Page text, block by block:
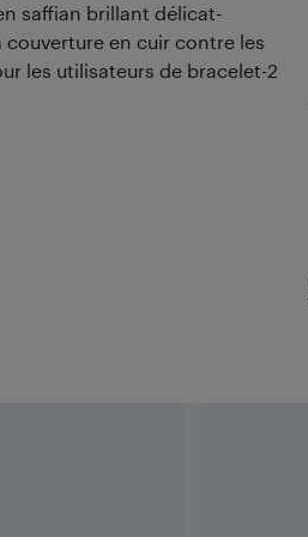
saffian brillant délicat-
en cuir contre les
les utilisateurs de bracelet-2